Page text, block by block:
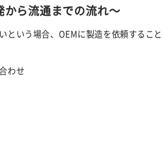
から流通までの流れ～
という場合、OEMに製造を依頼するこ
わせ